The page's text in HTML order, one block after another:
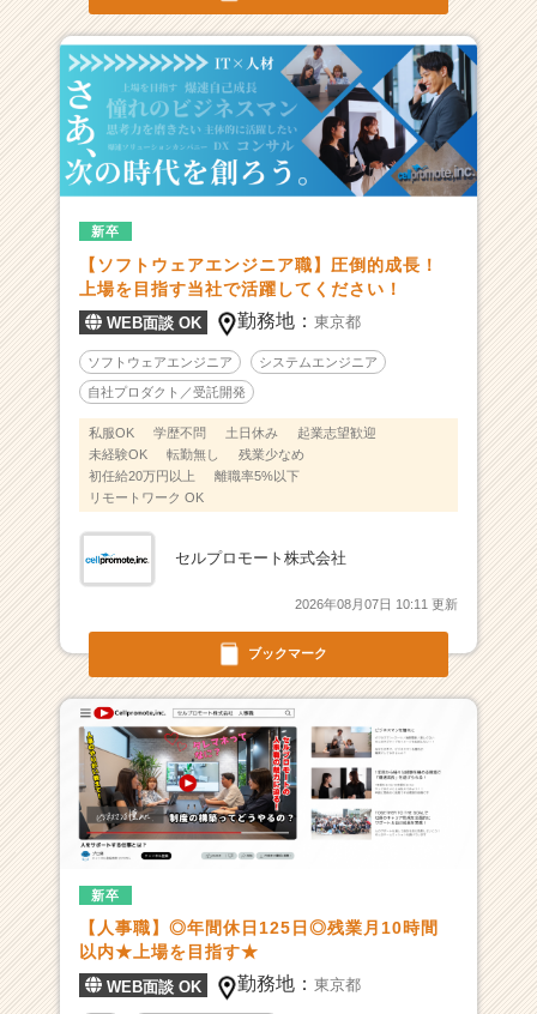
ア
キ
ャ
リ
ア
（C
h
r
C
a
r
e
e
r）
ブックマーク
新卒
【ソフトウェアエンジニア職】圧倒的成長！
上場を目指す当社で活躍してください！
WEB面談 OK 勤務地：東京都
ソフトウェアエンジニア システムエンジニア
自社プロダクト／受託開発
私服OK 学歴不問 土日休み
起業志望歓迎
未経験OK
転勤無し
残業少なめ
初任給20万円以上
離職率5%以下
リモートワーク OK
セルプロモート株式会社
2026年08月07日 10:11 更新
新卒
【人事職】◎年間休日125日◎残業月10時間
以内★上場を目指す★
WEB面談 OK 勤務地：東京都